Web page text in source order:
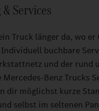
Services
Truck länger da, wo
buchbare
und der rund
Benz Trucks
dir möglichst kurze
selbst im seltenen